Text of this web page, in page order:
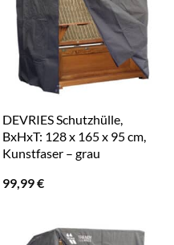
DEVRIES Schutzhülle,
BxHxT: 128 x 165 x 95 cm,
Kunstfaser – grau
99,99€